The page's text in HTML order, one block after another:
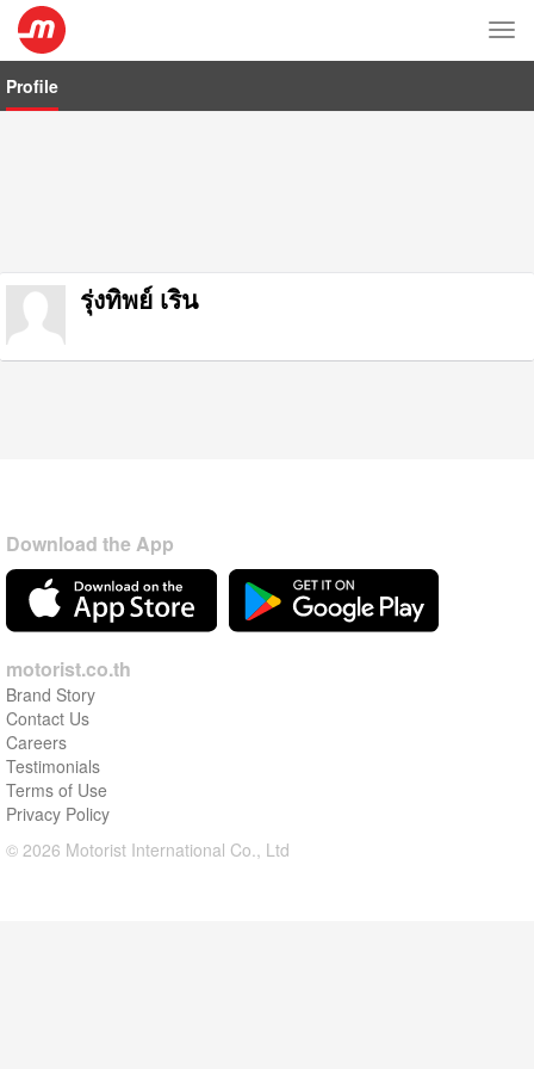
Profile
รุ่งทิพย์ เริน
Download the App
motorist.co.th
Brand Story
Contact Us
Careers
Testimonials
Terms of Use
Privacy Policy
© 2026 Motorist International Co., Ltd